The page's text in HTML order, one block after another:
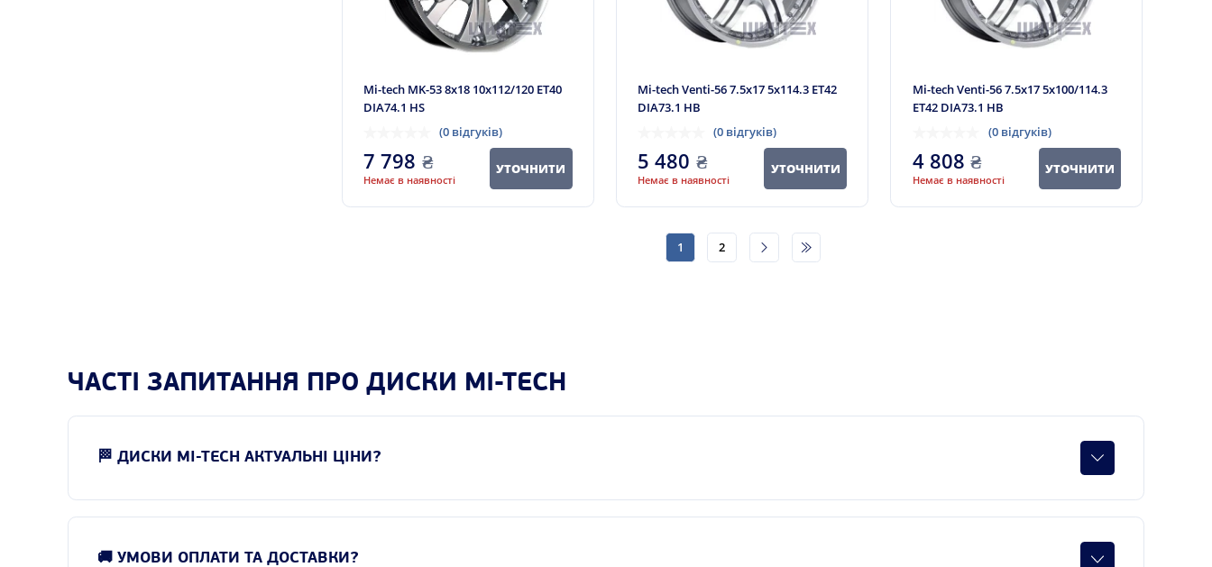
OZ Racing
Proline
Racing Wheels
RC Design
Mi-tech MK-53 8x18 10x112/120 ET40
DIA74.1 HS
(0 відгуків)
7 798 ₴
Немає в наявності
УТОЧНИТИ
Mi-tech Venti-56 7.5x17 5x114.3 ET42
DIA73.1 HB
(0 відгуків)
5 480 ₴
Немає в наявності
УТОЧНИТИ
Mi-tech Venti-56 7.5x17 5x100/114.3
ET42 DIA73.1 HB
(0 відгуків)
4 808 ₴
Немає в наявності
УТОЧНИТИ
1 2
ЧАСТІ ЗАПИТАННЯ ПРО ДИСКИ MI-TECH
🏁 ДИСКИ MI-TECH АКТУАЛЬНІ ЦІНИ?
🚚 УМОВИ ОПЛАТИ ТА ДОСТАВКИ?